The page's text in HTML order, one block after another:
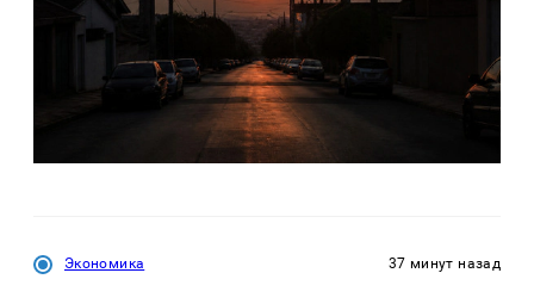
Экономика 37 минут назад